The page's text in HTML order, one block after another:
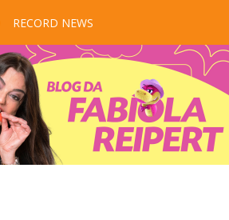
RECORD NEWS